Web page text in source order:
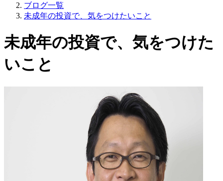
ブログ一覧
未成年の投資で、気をつけたいこと
未成年の投資で、気をつけた
いこと